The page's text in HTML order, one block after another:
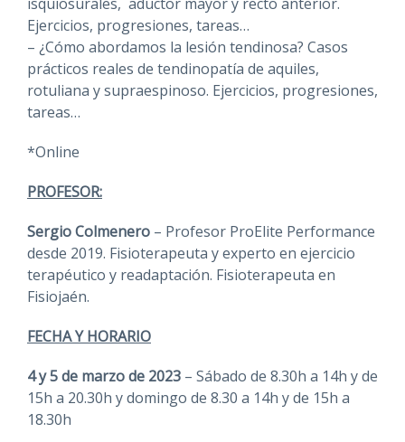
Ejercicios, progresiones, tareas…
– ¿Cómo abordamos la lesión tendinosa? Casos
prácticos reales de tendinopatía de aquiles,
rotuliana y supraespinoso. Ejercicios, progresiones,
tareas…
*Online
PROFESOR:
Sergio Colmenero – Profesor ProElite Performance
desde 2019. Fisioterapeuta y experto en ejercicio
terapéutico y readaptación. Fisioterapeuta en
Fisiojaén.
FECHA Y HORARIO
4 y 5 de marzo de 2023 – Sábado de 8.30h a 14h y de
15h a 20.30h y domingo de 8.30 a 14h y de 15h a
18.30h